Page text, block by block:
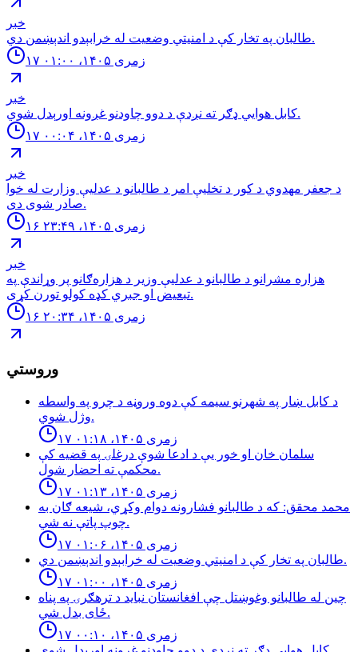
خبر
طالبان په تخار کې د امنيتي وضعيت له خرابېدو اندېښمن دي.
۱۷ زمری ۱۴۰۵، ۰۱:۰۰
خبر
كابل هوايي ډګر ته نږدې د دوو چاودنو غږونه اورېدل شوي.
۱۷ زمری ۱۴۰۵، ۰۰:۰۴
خبر
د جعفر مهدوي د کور د تخلیې امر د طالبانو د عدلیې وزارت له خوا
صادر شوی دی.
۱۶ زمری ۱۴۰۵، ۲۳:۴۹
خبر
هزاره مشرانو د طالبانو د عدلیې وزیر د هزاره‌ګانو پر وړاندې په
تبعیض او جبري کډه کولو تورن کړی.
۱۶ زمری ۱۴۰۵، ۲۰:۳۴
وروستي
د كابل ښار په شهرنو سيمه كې دوه وروڼه د چرو په واسطه
وژل شوي.
۱۷ زمری ۱۴۰۵، ۰۱:۱۸
سلمان خان او خور یې د ادعا شوې درغلۍ په قضيه كې
محكمې ته احضار شول.
۱۷ زمری ۱۴۰۵، ۰۱:۱۳
محمد محقق: كه د طالبانو فشارونه دوام وكړي، شيعه ګان به
چوپ پاتې نه شي.
۱۷ زمری ۱۴۰۵، ۰۱:۰۶
طالبان په تخار کې د امنيتي وضعيت له خرابېدو اندېښمن دي.
۱۷ زمری ۱۴۰۵، ۰۱:۰۰
چین له طالبانو وغوښتل چې افغانستان نباید د ترهګرۍ په پناه
ځای بدل شي.
۱۷ زمری ۱۴۰۵، ۰۰:۱۰